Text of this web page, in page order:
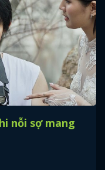
nỗi sợ mang